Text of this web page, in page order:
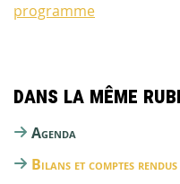
programme
Dans la même
Agenda
Bilans et comptes rendus